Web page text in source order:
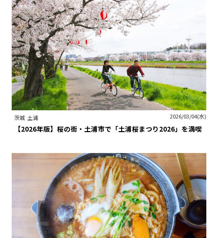
茨城 土浦 2026/03/04(水)
【2026年版】桜の街・土浦市で「土浦桜まつり2026」を満喫